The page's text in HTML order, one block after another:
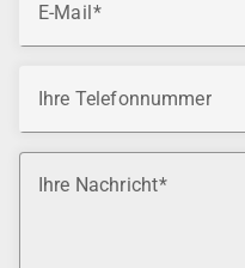
E-Mail
Ihre Telefonnummer
Ihre Nachricht